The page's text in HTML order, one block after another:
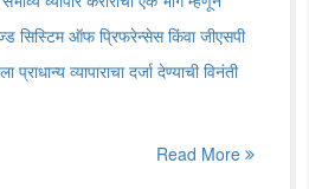
सिस्टिम ऑफ प्रिफरेन्सेस किंवा जीएसपी
प्राधान्य व्यापाराचा दर्जा देण्याची विनंती
Read More